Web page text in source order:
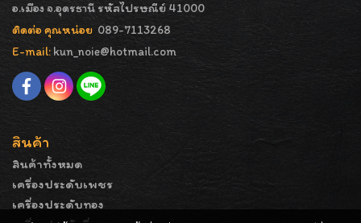
อ.เมือง จ.อุดรธานี รหัสไปรษณีย์ 41000
ติดต่อ คุณหน่อย 089-7113268
E-mail: kun_noie@hotmail.com
สินค้า
สินค้าทั้งหมด
เครื่องประดับเพชร
เครื่องประดับทอง